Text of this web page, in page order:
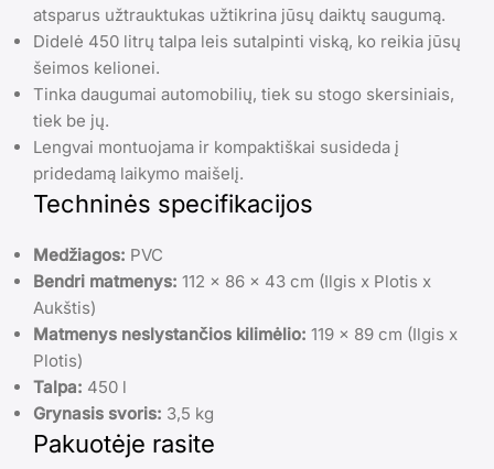
atsparus užtrauktukas užtikrina jūsų daiktų saugumą.
Didelė 450 litrų talpa leis sutalpinti viską, ko reikia jūsų
šeimos kelionei.
Tinka daugumai automobilių, tiek su stogo skersiniais,
tiek be jų.
Lengvai montuojama ir kompaktiškai susideda į
pridedamą laikymo maišelį.
Techninės specifikacijos
Medžiagos: PVC
Bendri matmenys: 112 x 86 x 43 cm (Ilgis x Plotis x
Aukštis)
Matmenys neslystančios kilimėlio: 119 x 89 cm (Ilgis x
Plotis)
Talpa: 450 l
Grynasis svoris: 3,5 kg
Pakuotėje rasite